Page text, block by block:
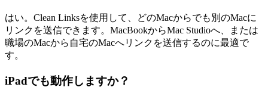
はい。Clean Linksを使用して、どのMacからでも別のMacに
リンクを送信できます。MacBookからMac Studioへ、または
職場のMacから自宅のMacへリンクを送信するのに最適で
す。
iPadでも動作しますか？